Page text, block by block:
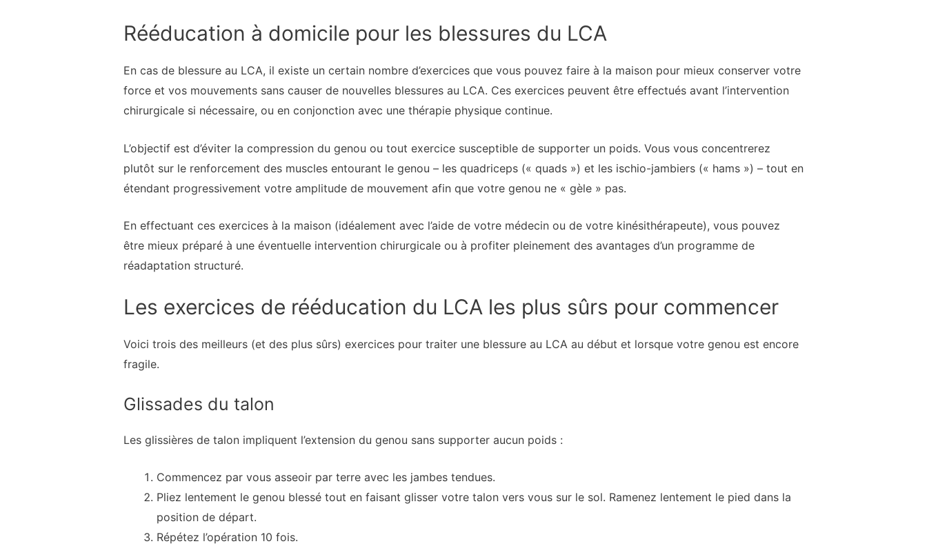
Rééducation à domicile pour les blessures du LCA
En cas de blessure au LCA, il existe un certain nombre d’exercices que vous pouvez faire à la maison pour mieux conserver votre
force et vos mouvements sans causer de nouvelles blessures au LCA. Ces exercices peuvent être effectués avant l’intervention
chirurgicale si nécessaire, ou en conjonction avec une thérapie physique continue.
L’objectif est d’éviter la compression du genou ou tout exercice susceptible de supporter un poids. Vous vous concentrerez
plutôt sur le renforcement des muscles entourant le genou – les quadriceps (« quads ») et les ischio-jambiers (« hams ») – tout en
étendant progressivement votre amplitude de mouvement afin que votre genou ne « gèle » pas.
En effectuant ces exercices à la maison (idéalement avec l’aide de votre médecin ou de votre kinésithérapeute), vous pouvez
être mieux préparé à une éventuelle intervention chirurgicale ou à profiter pleinement des avantages d’un programme de
réadaptation structuré.
Les exercices de rééducation du LCA les plus sûrs pour commencer
Voici trois des meilleurs (et des plus sûrs) exercices pour traiter une blessure au LCA au début et lorsque votre genou est encore
fragile.
Glissades du talon
Les glissières de talon impliquent l’extension du genou sans supporter aucun poids :
Commencez par vous asseoir par terre avec les jambes tendues.
Pliez lentement le genou blessé tout en faisant glisser votre talon vers vous sur le sol. Ramenez lentement le pied dans la
position de départ.
Répétez l’opération 10 fois.